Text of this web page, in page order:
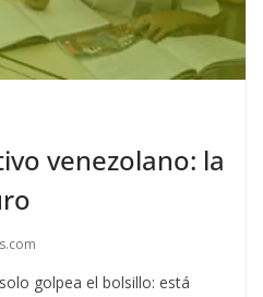
venezolano: la
golpea el bolsillo: está